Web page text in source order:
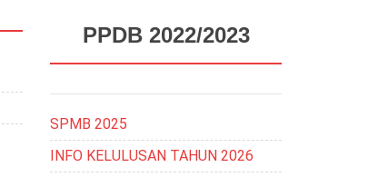
PPDB 2022/2023
SPMB 2025
INFO KELULUSAN TAHUN 2026